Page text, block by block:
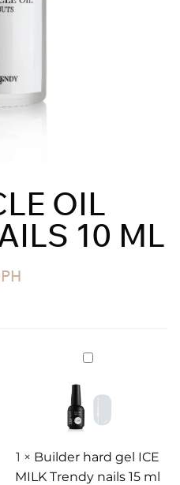
OIL
10 ML
Builder
hard
ICE
MILK
Trendy
nails
ml
1 × Builder hard gel ICE
MILK Trendy nails 15 ml